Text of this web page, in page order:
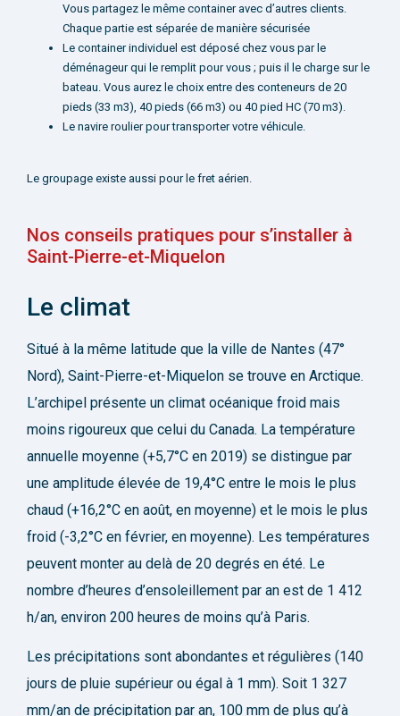
Vous partagez le même container avec d’autres clients.
Chaque partie est séparée de manière sécurisée
Le container individuel est déposé chez vous par le
déménageur qui le remplit pour vous ; puis il le charge sur le
bateau. Vous aurez le choix entre des conteneurs de 20
pieds (33 m3), 40 pieds (66 m3) ou 40 pied HC (70 m3).
Le navire roulier pour transporter votre véhicule.
Le groupage existe aussi pour le fret aérien.
Nos conseils pratiques pour s’installer à
Saint-Pierre-et-Miquelon
Le climat
Situé à la même latitude que la ville de Nantes (47°
Nord), Saint-Pierre-et-Miquelon se trouve en Arctique.
L’archipel présente un climat océanique froid mais
moins rigoureux que celui du Canada. La température
annuelle moyenne (+5,7°C en 2019) se distingue par
une amplitude élevée de 19,4°C entre le mois le plus
chaud (+16,2°C en août, en moyenne) et le mois le plus
froid (-3,2°C en février, en moyenne). Les températures
peuvent monter au delà de 20 degrés en été. Le
nombre d’heures d’ensoleillement par an est de 1 412
h/an, environ 200 heures de moins qu’à Paris.
Les précipitations sont abondantes et régulières (140
jours de pluie supérieur ou égal à 1 mm). Soit 1 327
mm/an de précipitation par an, 100 mm de plus qu’à